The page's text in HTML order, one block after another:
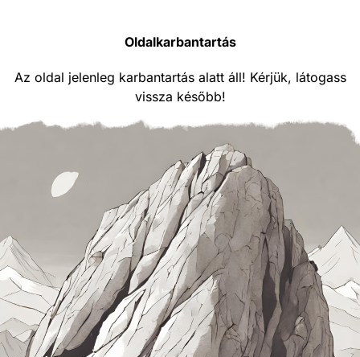
Oldalkarbantartás
Az oldal jelenleg karbantartás alatt áll! Kérjük, látogass
vissza később!